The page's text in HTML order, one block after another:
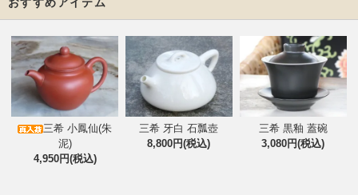
三希 小鳳仙(朱
泥)
4,950円(税込)
三希 牙白 石瓢壺
8,800円(税込)
三希 黒釉 蓋碗
3,080円(税込)